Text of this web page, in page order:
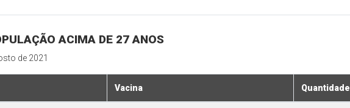
ACIMA DE 27 ANOS
de 2021
Vacina Quantidade